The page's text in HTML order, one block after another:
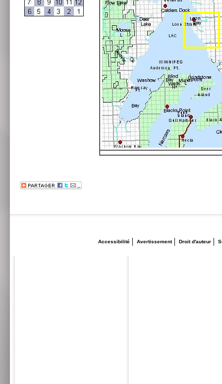
Accessibilité Avertissement Droit d'auteur